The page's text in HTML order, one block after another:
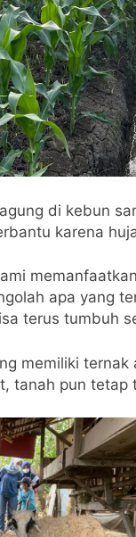
di kebun
karena
apa yang
terus tumbuh
memiliki
tanah pun